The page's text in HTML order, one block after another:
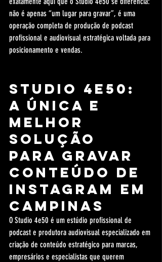
não é apenas “um lugar para gravar”, é uma
operação completa de produção de podcast
profissional e audiovisual estratégica voltada para
posicionamento e vendas.
Studio 4e50:
a ÚNICA e
MELHOR
solução
para gravar
conteúdo de
Instagram em
Campinas
O Studio 4e50 é um estúdio profissional de
podcast e produtora audiovisual especializado em
criação de conteúdo estratégico para marcas,
empresários e especialistas que querem